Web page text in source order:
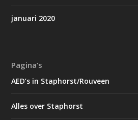
januari 2020
Pagina’s
AED’s in Staphorst/Rouveen
Alles over Staphorst